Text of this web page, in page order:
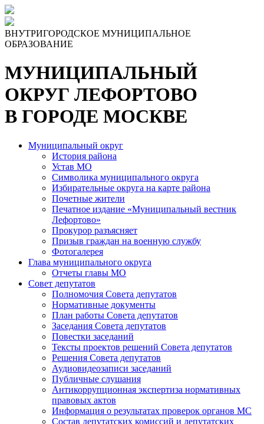
Skip
to
the
content
ВНУТРИГОРОДСКОЕ МУНИЦИПАЛЬНОЕ
ОБРАЗОВАНИЕ
МУНИЦИПАЛЬНЫЙ
ОКРУГ ЛЕФОРТОВО
В ГОРОДЕ МОСКВЕ
Муниципальный округ
История района
Устав МО
Символика муниципального округа
Избирательные округа на карте района
Почетные жители
Печатное издание «Муниципальный вестник
Лефортово»
Прокурор разъясняет
Призыв граждан на военную службу
Фотогалерея
Глава муниципального округа
Отчеты главы МО
Совет депутатов
Полномочия Совета депутатов
Нормативные документы
План работы Совета депутатов
Заседания Cовета депутатов
Повестки заседаний
Тексты проектов решений Совета депутатов
Решения Совета депутатов
Аудиовидеозаписи заседаний
Публичные слушания
Антикоррупционная экспертиза нормативных
правовых актов
Информация о результатах проверок органов МС
Состав депутатских комиссий и депутатских